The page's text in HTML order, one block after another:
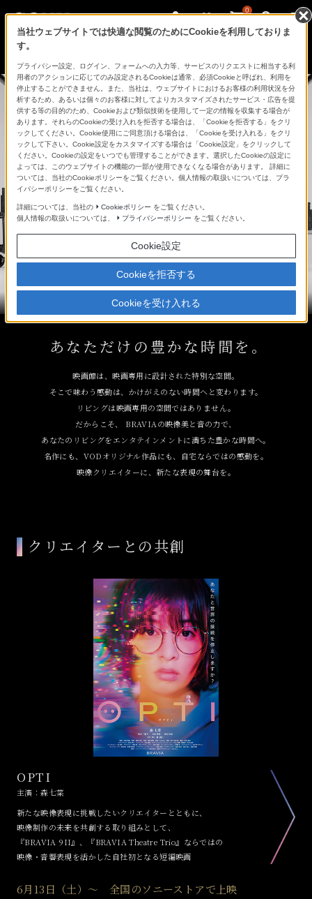
0
あなただけの豊かな時間を。
映画館は、映画専用に設計された特別な空間。
そこで味わう感動は、かけがえのない時間へと変わります。
リビングは映画専用の空間ではありません。
だからこそ、 BRAVIAの映像美と音の力で、
あなたのリビングをエンタテインメントに満ちた豊かな時間へ。
名作にも、VODオリジナル作品にも、自宅ならではの感動を。
映像クリエイターに、新たな表現の舞台を。
クリエイターとの共創
OPTI
主演：森七菜
新たな映像表現に挑戦したいクリエイターとともに、
映像制作の未来を共創する取り組みとして、
『BRAVIA 9II』、『BRAVIA Theatre Trio』ならではの
映像・音響表現を活かした自社初となる短編映画
動画のテキスト版はこちら
出演
森七菜（もり なな）
2001年8月31日生まれ。大分県出身。2016年に芸能界デビューを果たし、2019
年公開の新海誠監督作『天気の子』ヒロインの声優に抜擢されて注目を集め
る。その後も、NHK連続テレビ小説「エール」をはじめ、ドラマ「この恋あ
たためますか」、「舞妓さんちのまかないさん」、「ひらやすみ」、映画『ラ
ストレター』、『フロントライン』、『秒速5センチメートル』など立て続け
に話題作に出演。『国宝』では第49回日本アカデミー賞優秀助演女優賞に輝
いた。現在、主演作『炎上』が公開中。
6月13日（土）～ 全国のソニーストアで上映
当社ウェブサイトでは快適な閲覧のためにCookieを利用しておりま
す。
プライバシー設定、ログイン、フォームへの入力等、サービスのリクエストに相当する利
用者のアクションに応じてのみ設定されるCookieは通常、必須Cookieと呼ばれ、利用を
停止することができません。また、当社は、ウェブサイトにおけるお客様の利用状況を分
析するため、あるいは個々のお客様に対してよりカスタマイズされたサービス・広告を提
供する等の目的のため、Cookieおよび類似技術を使用して一定の情報を収集する場合が
あります。それらのCookieの受け入れを拒否する場合は、「Cookieを拒否する」をクリ
ックしてください。Cookie使用にご同意頂ける場合は、「Cookieを受け入れる」をクリ
ックして下さい。Cookie設定をカスタマイズする場合は「Cookie設定」をクリックして
ください。Cookieの設定をいつでも管理することができます。選択したCookieの設定に
よっては、このウェブサイトの機能の一部が使用できなくなる場合があります。 詳細に
ついては、当社のCookieポリシーをご覧ください。個人情報の取扱いについては、プラ
イバシーポリシーをご覧ください。
詳細については、当社の Cookieポリシー をご覧ください。
個人情報の取扱いについては、
プライバシーポリシー をご覧ください。
Cookie設定
Cookieを拒否する
Cookieを受け入れる